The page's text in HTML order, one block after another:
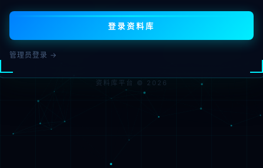
登录资料库
管理员登录 →
资料库平台 © 2026